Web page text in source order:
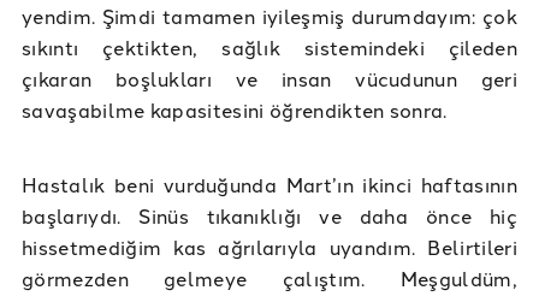
yendim. Şimdi tamamen iyileşmiş durumdayım: çok
sıkıntı çektikten, sağlık sistemindeki çileden
çıkaran boşlukları ve insan vücudunun geri
savaşabilme kapasitesini öğrendikten sonra.
Hastalık beni vurduğunda Mart’ın ikinci haftasının
başlarıydı. Sinüs tıkanıklığı ve daha önce hiç
hissetmediğim kas ağrılarıyla uyandım. Belirtileri
görmezden gelmeye çalıştım. Meşguldüm,